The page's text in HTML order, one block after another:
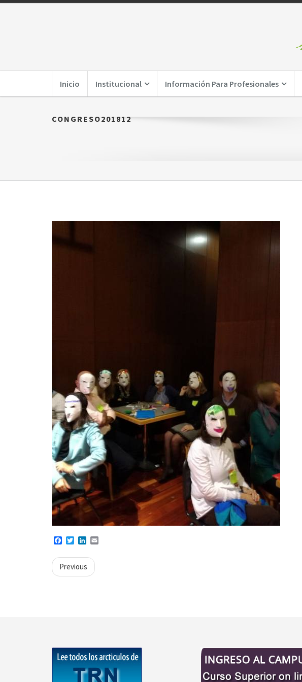
Inicio Institucional Información Para Profesionales
CONGRESO201812
Facebook
TwitterLinkedIn
Previous